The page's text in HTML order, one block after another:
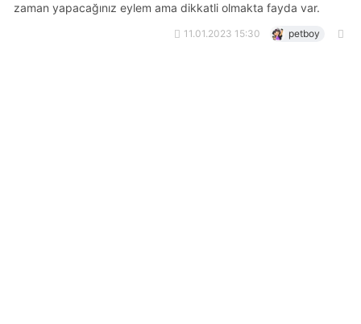
zaman yapacağınız eylem ama dikkatli olmakta fayda var.
11.01.2023 15:30 petboy